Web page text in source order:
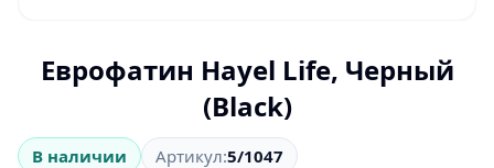
Еврофатин Hayel Life, Черный
(Black)
В наличии Артикул:5/1047